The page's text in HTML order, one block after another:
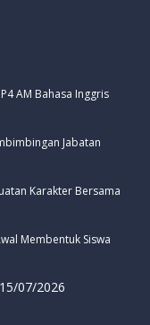
AM Bahasa Inggris
Jabatan
Karakter Bersama
Membentuk Siswa
15/07/2026